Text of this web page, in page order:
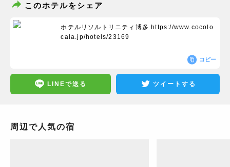
このホテルをシェア
ホテルリソルトリニティ博多 https://www.cocolo
cala.jp/hotels/23169
コピー
LINEで送る ツイートする
周辺で人気の宿